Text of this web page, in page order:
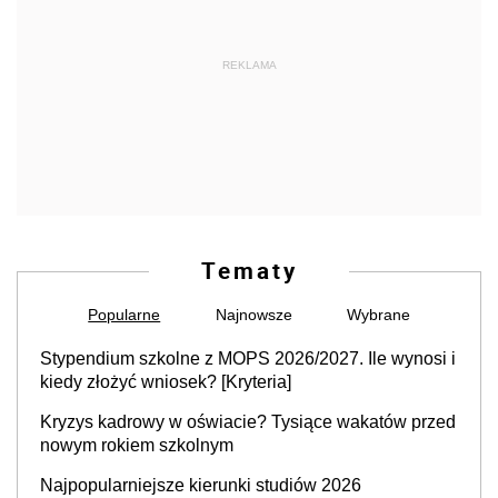
REKLAMA
Tematy
Popularne Najnowsze Wybrane
Stypendium szkolne z MOPS 2026/2027. Ile wynosi i
kiedy złożyć wniosek? [Kryteria]
Kryzys kadrowy w oświacie? Tysiące wakatów przed
nowym rokiem szkolnym
Najpopularniejsze kierunki studiów 2026